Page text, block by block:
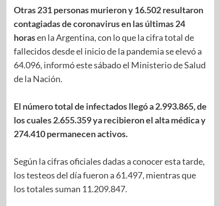
Otras 231 personas murieron y 16.502 resultaron
contagiadas de coronavirus en las últimas 24
horasen la Argentina, con lo que la cifra total de
fallecidos desde el inicio de la pandemia se elevó a
64.096, informó este sábado el Ministerio de Salud
de la Nación.
El número total de infectados llegó a 2.993.865, de
los cuales 2.655.359 ya recibieron el alta médica y
274.410 permanecen activos.
Según la cifras oficiales dadas a conocer esta tarde,
los testeos del día fueron a 61.497, mientras que
los totales suman 11.209.847.